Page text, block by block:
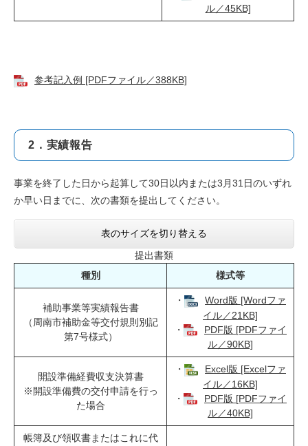
ル／45KB]
参考記入例 [PDFファイル／388KB]
2．実績報告
事業を終了した日から起算して30日以内または3月31日のいずれ
か早い日までに、次の書類を提出してください。
表のサイズを切り替える
提出書類
種別
様式等
補助事業等実績報告書
（周南市補助金等交付規則別記
第7号様式）
・
Word版 [Wordファ
イル／21KB]
・
PDF版 [PDFファイ
ル／90KB]
開設準備経費収支決算書
※開設準備費の交付申請を行っ
た場合
・
Excel版 [Excelファ
イル／16KB]
・
PDF版 [PDFファイ
ル／40KB]
帳簿及び領収書またはこれに代